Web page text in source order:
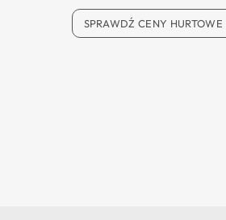
SPRAWDŹ CENY HURTOWE